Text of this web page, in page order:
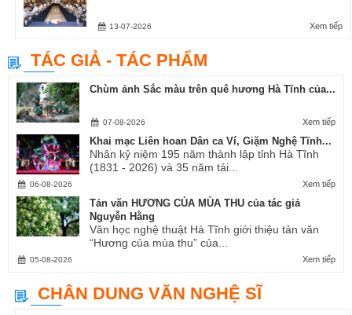
Xem tiếp
13-07-2026
TÁC GIẢ - TÁC PHẨM
Chùm ảnh Sắc màu trên quê hương Hà Tĩnh của...
Xem tiếp
07-08-2026
Khai mạc Liên hoan Dân ca Ví, Giặm Nghệ Tĩnh...
Nhân kỷ niệm 195 năm thành lập tỉnh Hà Tĩnh
(1831 - 2026) và 35 năm tái...
Xem tiếp
06-08-2026
Tản văn HƯƠNG CỦA MÙA THU của tác giả
Nguyễn Hằng
Văn học nghệ thuật Hà Tĩnh giới thiệu tản văn
“Hương của mùa thu” của...
Xem tiếp
05-08-2026
CHÂN DUNG VĂN NGHỆ SĨ